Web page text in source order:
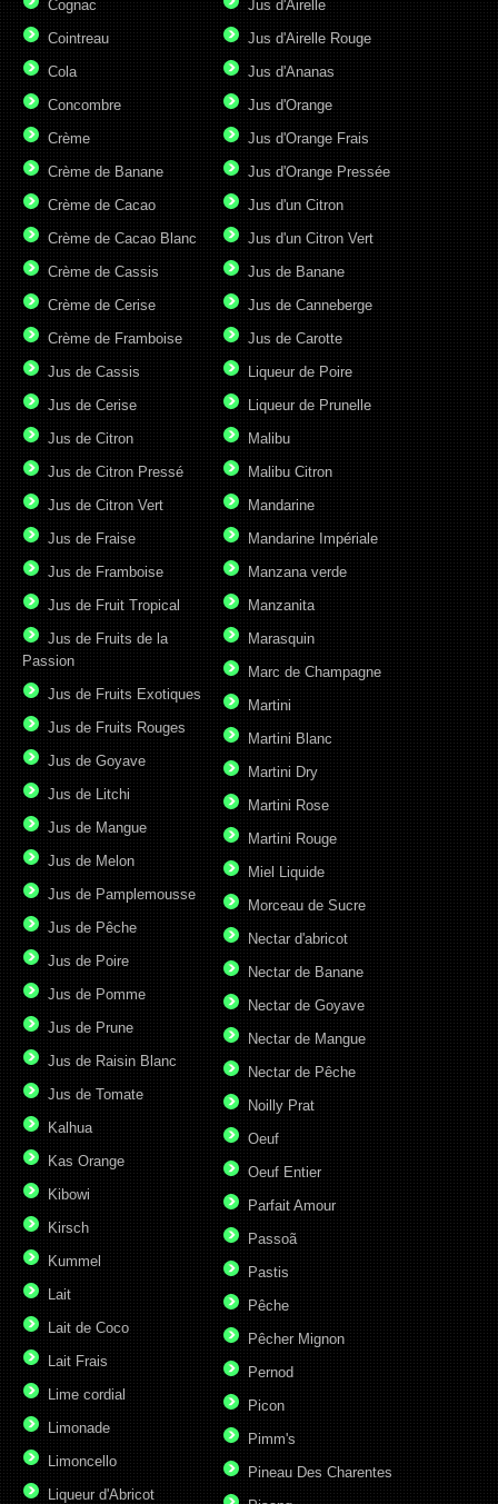
Cognac
Cointreau
Cola
Concombre
Crème
Crème de Banane
Crème de Cacao
Crème de Cacao Blanc
Crème de Cassis
Crème de Cerise
Crème de Framboise
Jus d'Airelle
Jus d'Airelle Rouge
Jus d'Ananas
Jus d'Orange
Jus d'Orange Frais
Jus d'Orange Pressée
Jus d'un Citron
Jus d'un Citron Vert
Jus de Banane
Jus de Canneberge
Jus de Carotte
Jus de Cassis
Jus de Cerise
Jus de Citron
Jus de Citron Pressé
Jus de Citron Vert
Jus de Fraise
Jus de Framboise
Jus de Fruit Tropical
Jus de Fruits de la
Passion
Jus de Fruits Exotiques
Jus de Fruits Rouges
Jus de Goyave
Jus de Litchi
Jus de Mangue
Jus de Melon
Jus de Pamplemousse
Jus de Pêche
Jus de Poire
Jus de Pomme
Jus de Prune
Jus de Raisin Blanc
Jus de Tomate
Kalhua
Kas Orange
Kibowi
Kirsch
Kummel
Lait
Lait de Coco
Lait Frais
Lime cordial
Limonade
Limoncello
Liqueur d'Abricot
Liqueur de Poire
Liqueur de Prunelle
Malibu
Malibu Citron
Mandarine
Mandarine Impériale
Manzana verde
Manzanita
Marasquin
Marc de Champagne
Martini
Martini Blanc
Martini Dry
Martini Rose
Martini Rouge
Miel Liquide
Morceau de Sucre
Nectar d'abricot
Nectar de Banane
Nectar de Goyave
Nectar de Mangue
Nectar de Pêche
Noilly Prat
Oeuf
Oeuf Entier
Parfait Amour
Passoã
Pastis
Pêche
Pêcher Mignon
Pernod
Picon
Pimm's
Pineau Des Charentes